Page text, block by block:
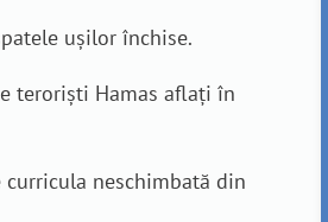
ușilor închise.
teroriști Hamas aflați în
neschimbată din